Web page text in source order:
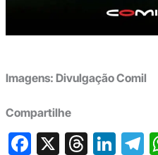
Imagens: Divulgação Comil
Compartilhe
F X T Li T